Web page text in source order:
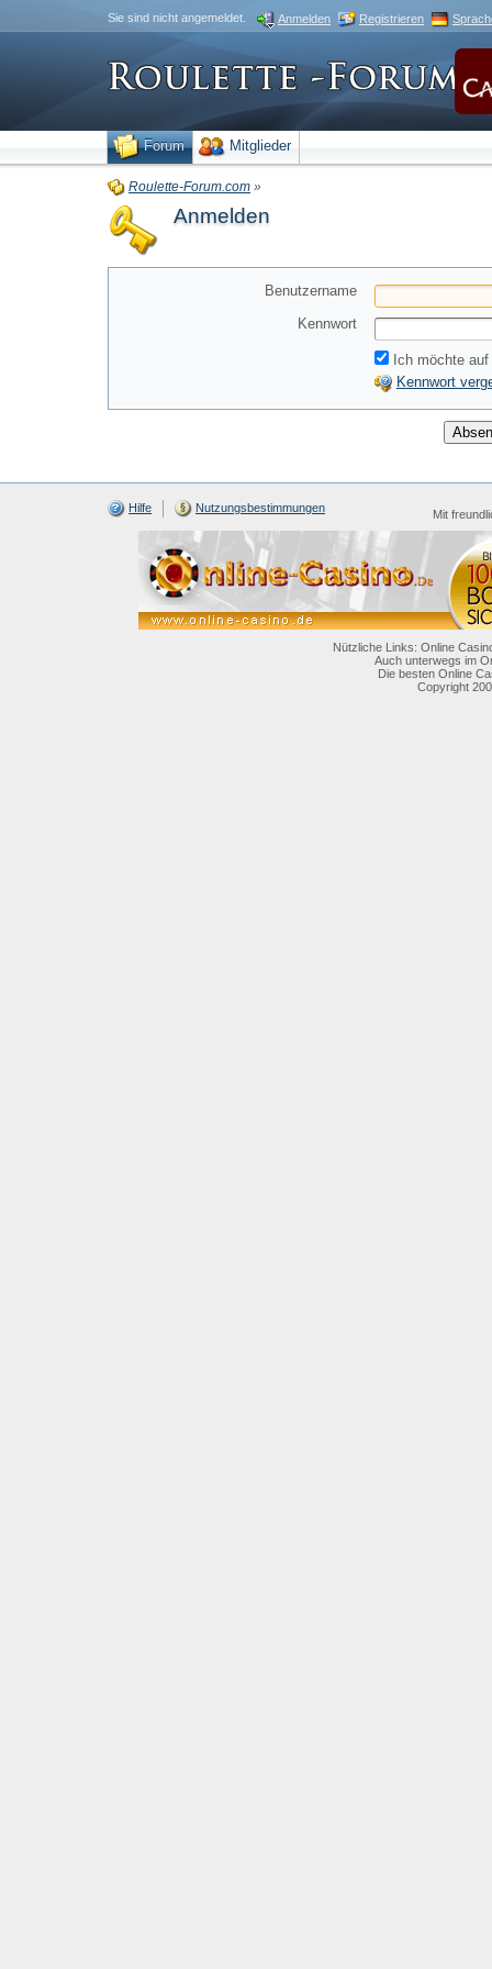
Sie sind nicht angemeldet. Anmelden Registrieren
Forum Mitglieder
Roulette-Forum.com »
Anmelden
Benutzername
Kennwort
Ich möchte
Kennwort
Hilfe Nutzungsbestimmungen
Mit
Nützliche Links: Online
Auch unterwegs im
Die besten Online
Copyright